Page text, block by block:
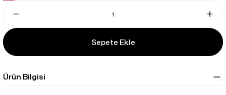
Sepete Ekle
Ürün Bilgisi